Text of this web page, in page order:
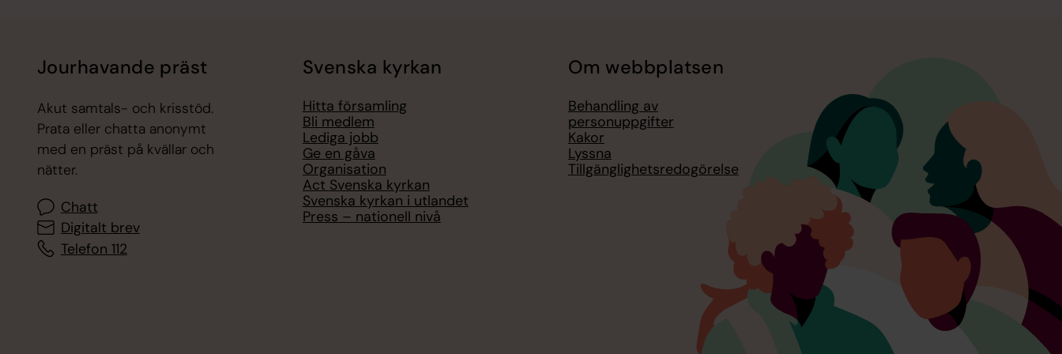
Jourhavande präst
Akut samtals- och krisstöd.
Prata eller chatta anonymt
med en präst på kvällar och
nätter.
Chatt
Digitalt brev
Telefon 112
Svenska kyrkan
Hitta församling
Bli medlem
Lediga jobb
Ge en gåva
Organisation
Act Svenska kyrkan
Svenska kyrkan i utlandet
Press – nationell nivå
Om webbplatsen
Behandling av
personuppgifter
Kakor
Lyssna
Tillgänglighetsredogörelse